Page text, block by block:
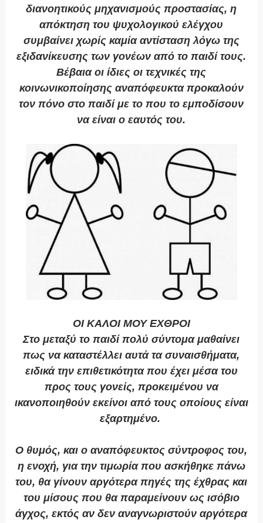
διανοητικούς μηχανισμούς προστασίας, η
απόκτηση του ψυχολογικού ελέγχου
συμβαίνει χωρίς καμία αντίσταση λόγω της
εξιδανίκευσης των γονέων από το παιδί τους.
Βέβαια οι ίδιες οι τεχνικές της
κοινωνικοποίησης αναπόφευκτα προκαλούν
τον πόνο στο παιδί με το που το εμποδίσουν
να είναι ο εαυτός του.
ΟΙ ΚΑΛΟΙ ΜΟΥ ΕΧΘΡΟΙ
Στο μεταξύ το παιδί πολύ σύντομα μαθαίνει
πως να καταστέλλει αυτά τα συναισθήματα,
ειδικά την επιθετικότητα που έχει μέσα του
προς τους γονείς, προκειμένου να
ικανοποιηθούν εκείνοι από τους οποίους είναι
εξαρτημένο.
Ο θυμός, και ο αναπόφευκτος σύντροφος του,
η ενοχή, για την τιμωρία που ασκήθηκε πάνω
του, θα γίνουν αργότερα πηγές της έχθρας και
του μίσους που θα παραμείνουν ως ισόβιο
άγχος, εκτός αν δεν αναγνωριστούν αργότερα